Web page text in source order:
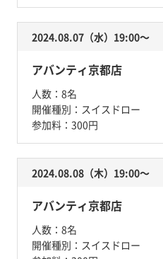
2024.08.07（水）19:00〜
アバンティ京都店
人数： 8名
開催種別： スイスドロー
参加料： 300円
2024.08.08（木）19:00〜
アバンティ京都店
人数： 8名
開催種別： スイスドロー